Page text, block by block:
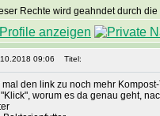
Rechte wird geahndet durch
09:06 Titel:
mal den link zu noch mehr
worum es da genau geht,